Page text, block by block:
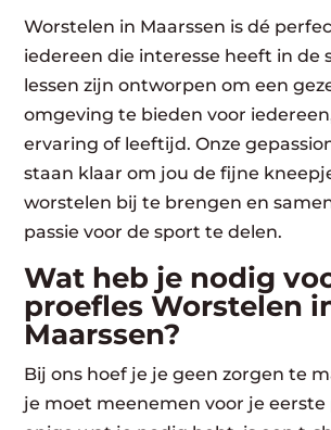
Worstelen in Maarssen is dé
iedereen die interesse heeft in de
lessen zijn ontworpen om een
omgeving te bieden voor
ervaring of leeftijd. Onze
staan klaar om jou de fijne
worstelen bij te brengen en
passie voor de sport te delen.
Wat heb je nodig
proefles Worstelen
Maarssen?
Bij ons hoef je je geen zorgen te
je moet meenemen voor je eerste